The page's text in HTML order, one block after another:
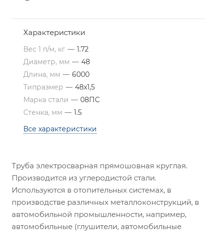
Характеристики
Вес 1 п/м, кг — 1.72
Диаметр, мм — 48
Длина, мм — 6000
Типразмер — 48х1,5
Марка стали — 08ПС
Стенка, мм — 1.5
Все характеристики
Труба электросварная прямошовная круглая.
Производится из углеродистой стали.
Используются в отопительных системах, в
производстве различных металлоконструкций, в
автомобильной промышленности, например,
автомобильные (глушители, автомобильные